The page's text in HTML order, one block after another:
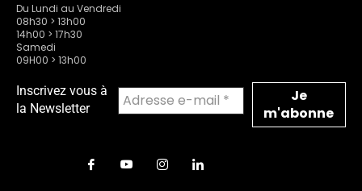
Du Lundi au Vendredi
08h30 > 13h00
14h00 > 17h30
Samedi
09H00 > 13h00
Inscrivez vous à
la Newsletter